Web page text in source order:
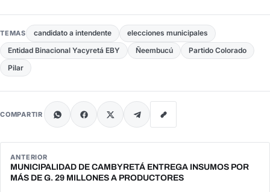
TEMAS candidato a intendente
elecciones municipales
Entidad Binacional Yacyretá EBY
Ñeembucú
Partido Colorado
Pilar
COMPARTIR
ANTERIOR
MUNICIPALIDAD DE CAMBYRETÁ ENTREGA INSUMOS POR
MÁS DE G. 29 MILLONES A PRODUCTORES